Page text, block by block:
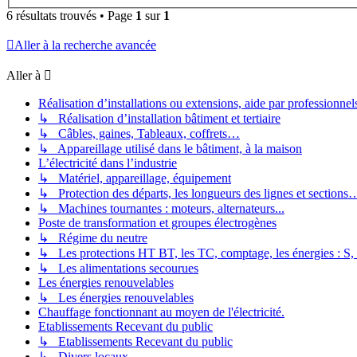
6 résultats trouvés • Page 1 sur 1
Aller à la recherche avancée
Aller à
Réalisation d’installations ou extensions, aide par
↳ Réalisation d’installation bâtiment et tertiaire
↳ Câbles, gaines, Tableaux, coffrets…
↳ Appareillage utilisé dans le bâtiment, à la maison
L’électricité dans l’industrie
↳ Matériel, appareillage, équipement
↳ Protection des départs, les longueurs des lignes et
↳ Machines tournantes : moteurs, alternateurs...
Poste de transformation et groupes électrogènes
↳ Régime du neutre
↳ Les protections HT BT, les TC, comptage, les énergies : S,
↳ Les alimentations secourues
Les énergies renouvelables
↳ Les énergies renouvelables
Chauffage fonctionnant au moyen de l'électricité.
Etablissements Recevant du public
↳ Etablissements Recevant du public